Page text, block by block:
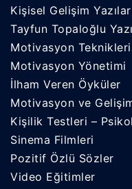
Kişisel Gelişim
Tayfun Topaloğlu
Motivasyon Teknikleri
Motivasyon Yönetimi
İlham Veren Öyküler
Motivasyon ve
Kişilik Testleri –
Sinema Filmleri
Pozitif Özlü Sözler
Video Eğitimler